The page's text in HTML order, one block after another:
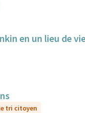
en un lieu de
tri citoyen